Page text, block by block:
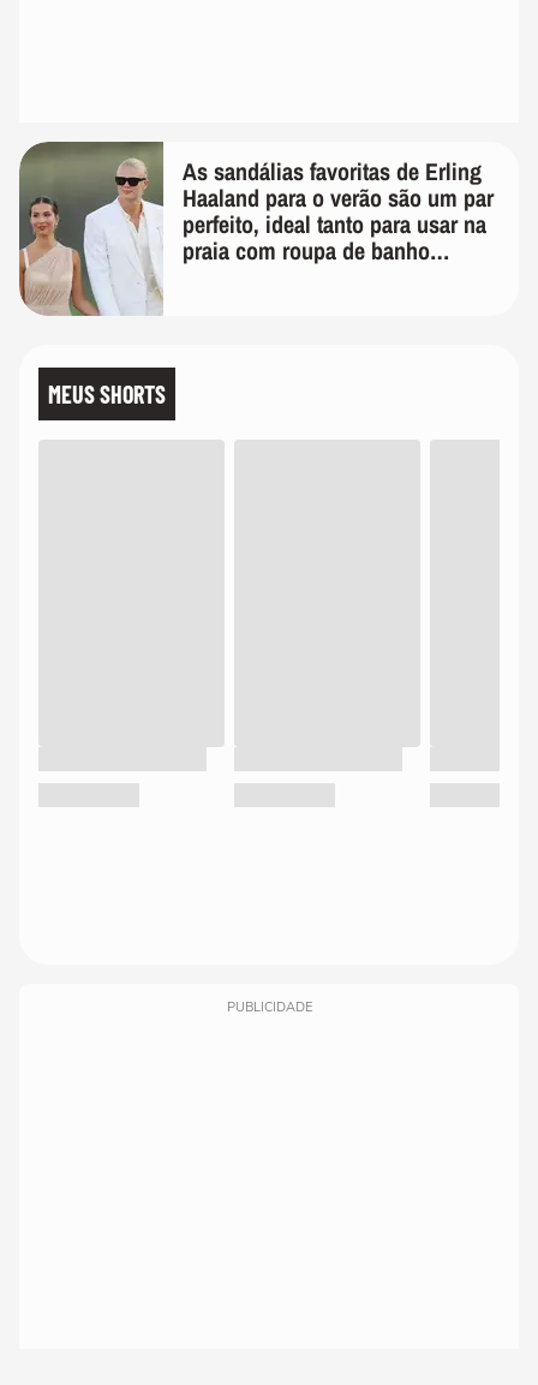
As sandálias favoritas de Erling
Haaland para o verão são um par
perfeito, ideal tanto para usar na
praia com roupa de banho
MEUS SHORTS
PUBLICIDADE